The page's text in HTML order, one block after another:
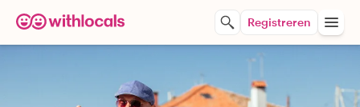
Registreren